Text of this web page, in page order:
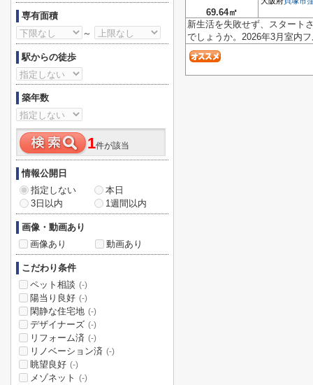
69.64㎡
新生活を失敗せず、スタート
でしょうか。2026年3月室内
専有面積
～
駅からの徒歩
築年数
1件が該当
情報公開日
指定しない
本日
3日以内
1週間以内
画像・動画あり
画像あり
動画あり
こだわり条件
ペット相談 (-)
陽当り良好 (-)
閑静な住宅地 (-)
デザイナーズ (-)
リフォーム済 (-)
リノベーション済 (-)
眺望良好 (-)
メゾネット (-)